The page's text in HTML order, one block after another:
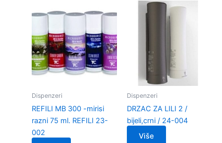
Dispenzeri
REFILI MB 300 -mirisi
razni 75 ml. REFILI 23-
002
Dispenzeri
DRZAC ZA LILI 2 /
bijeli,crni / 24-004
Više